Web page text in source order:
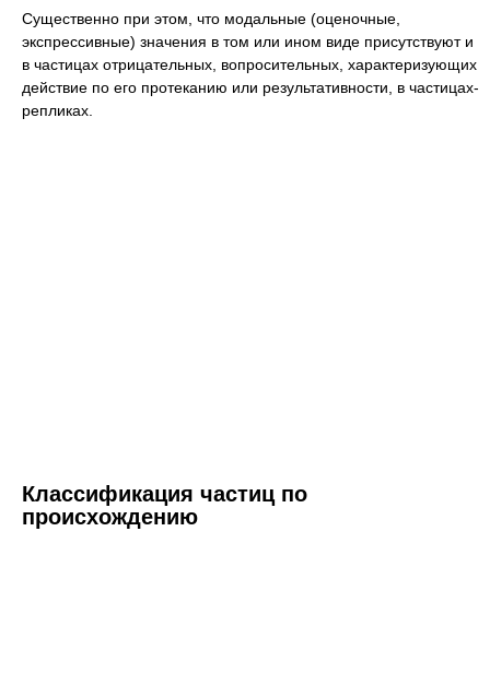
Существенно при этом, что модальные (оценочные,
экспрессивные) значения в том или ином виде присутствуют и
в частицах отрицательных, вопросительных, характеризующих
действие по его протеканию или результативности, в частицах-
репликах.
Классификация частиц по
происхождению